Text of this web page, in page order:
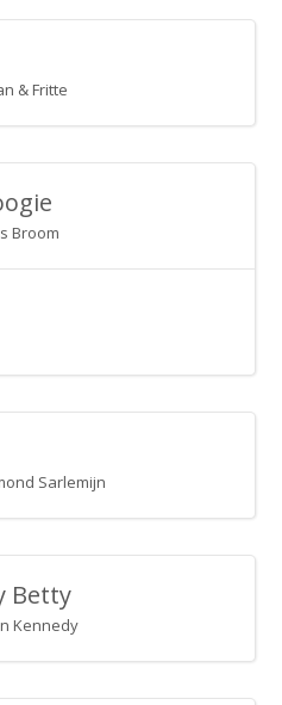
& Fritte
Broom
Sarlemijn
Betty
Kennedy